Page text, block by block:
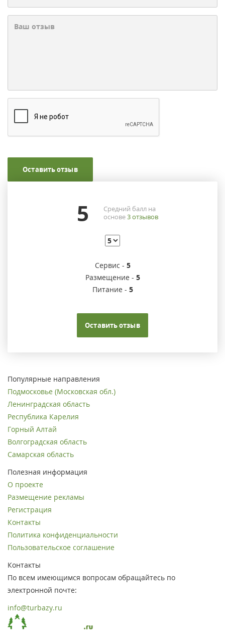
Оставить отзыв
5
Средний балл на
основе3отзывов
Сервис - 5
Размещение - 5
Питание - 5
Оставить отзыв
Популярные направления
Подмосковье (Московская обл.)
Ленинградская область
Республика Карелия
Горный Алтай
Волгоградская область
Самарская область
Полезная информация
О проекте
Размещение рекламы
Регистрация
Контакты
Политика конфиденциальности
Пользовательское соглашение
Контакты
По всем имеющимся вопросам обращайтесь по
электронной почте:
info@turbazy.ru